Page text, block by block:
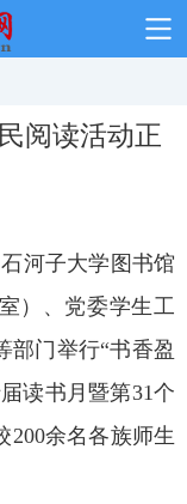
阅读活动正
河子大学图书馆
）、党委学生工
部门举行“书香盈
读书月暨第31个
200余名各族师生